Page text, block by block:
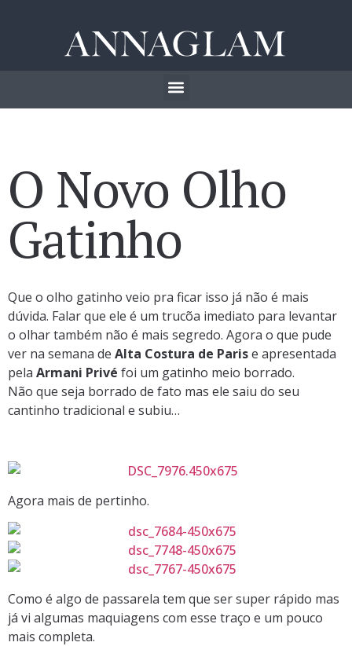
O Novo Olho
Gatinho
Que o olho gatinho veio pra ficar isso já não é mais
dúvida. Falar que ele é um trucõa imediato para levantar
o olhar também não é mais segredo. Agora o que pude
ver na semana de Alta Costura de Parise apresentada
pela Armani Privé foi um gatinho meio borrado.
Não que seja borrado de fato mas ele saiu do seu
cantinho tradicional e subiu…
Agora mais de pertinho.
Como é algo de passarela tem que ser super rápido mas
já vi algumas maquiagens com esse traço e um pouco
mais completa.